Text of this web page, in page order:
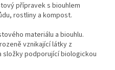
přípravek s biouhlem
rostliny a kompost.
materiálu a biouhlu.
vznikající látky z
podporující biologickou